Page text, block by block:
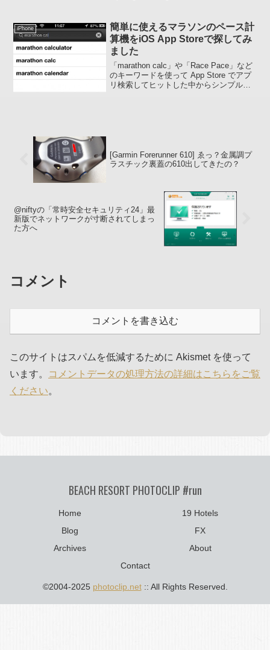
な...
iPhone
簡単に使えるマラソンのペース計
算機をiOS App Storeで探してみ
ました
「marathon calc」や「Race Pace」など
のキーワードを使って App Store でアプ
リ検索してヒットした中からシンプルで
[Garmin Forerunner 610] ゑっ？金属調プ
ラスチック裏蓋の610出してきたの？
@niftyの「常時安全セキュリティ24」最
新版でネットワークが寸断されてしまっ
た方へ
コメント
コメントを書き込む
このサイトはスパムを低減するために Akismet を使って
います。
コメントデータの処理方法の詳細はこちらをご覧
ください。
BEACH RESORT PHOTOCLIP #run
Home
19 Hotels
Blog
FX
Archives
About
Contact
©2004-2025 photoclip.net:: All Rights Reserved.